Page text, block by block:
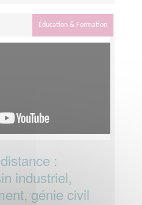
Éducation & Formation
:
industriel,
génie civil